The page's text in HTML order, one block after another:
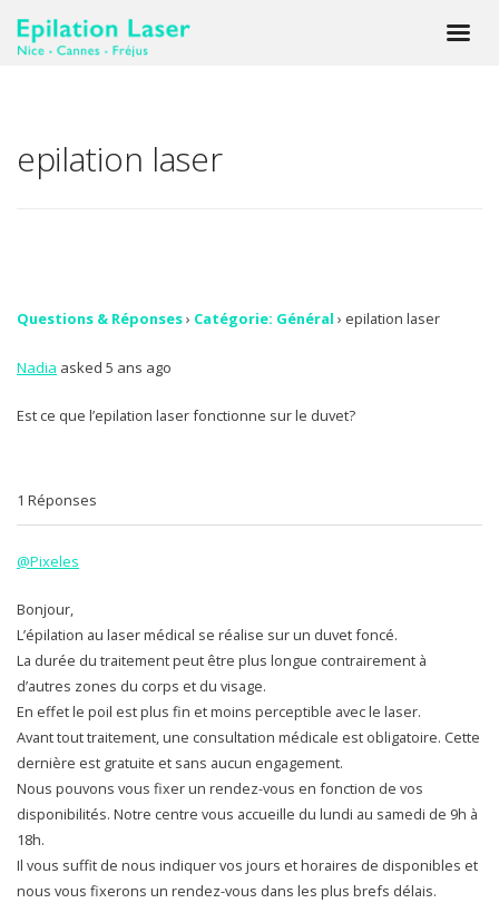
epilation laser
Questions & Réponses› Catégorie: Général › epilation laser
Nadia asked 5 ans ago
Est ce que l’epilation laser fonctionne sur le duvet?
1 Réponses
@Pixeles
Bonjour,
L’épilation au laser médical se réalise sur un duvet foncé.
La durée du traitement peut être plus longue contrairement à
d’autres zones du corps et du visage.
En effet le poil est plus fin et moins perceptible avec le laser.
Avant tout traitement, une consultation médicale est obligatoire. Cette
dernière est gratuite et sans aucun engagement.
Nous pouvons vous fixer un rendez-vous en fonction de vos
disponibilités. Notre centre vous accueille du lundi au samedi de 9h à
18h.
Il vous suffit de nous indiquer vos jours et horaires de disponibles et
nous vous fixerons un rendez-vous dans les plus brefs délais.